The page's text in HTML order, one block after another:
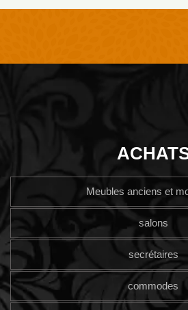
Meubles anciens et
salons
secrétaires
commodes